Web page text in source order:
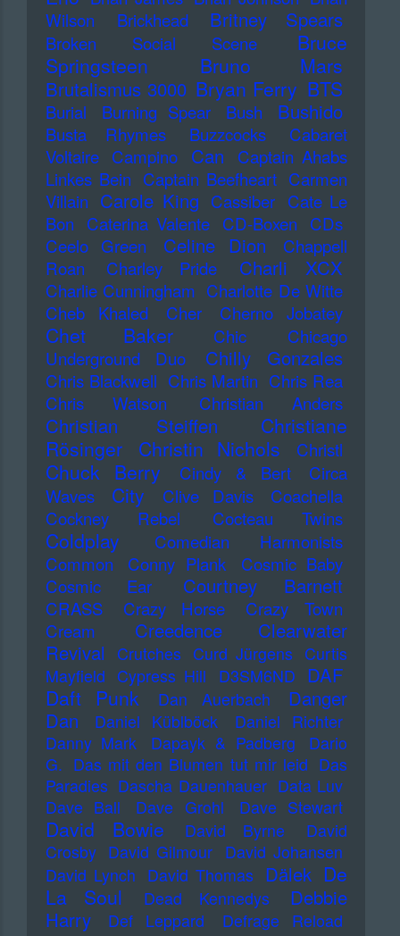
Wilson
Brickhead Britney Spears
Broken Social Scene
Bruce
Springsteen
Bruno Mars
Brutalismus 3000 Bryan Ferry BTS
Burial Burning Spear Bush Bushido
Busta Rhymes Buzzcocks
Cabaret
Voltaire Campino Can
Captain Ahabs
Linkes Bein Captain Beefheart Carmen
Villain Carole King Cassiber Cate Le
Bon
Caterina Valente CD-Boxen
CDs
Ceelo Green
Celine Dion
Chappell
Roan
Charley Pride Charli XCX
Charlie Cunningham Charlotte De Witte
Cheb Khaled
Cher Cherno Jobatey
Chet Baker Chic
Chicago
Underground Duo
Chilly Gonzales
Chris Blackwell Chris Martin Chris Rea
Chris Watson
Christian Anders
Christian Steiffen
Christiane
Rösinger
Christin Nichols Christl
Chuck Berry Cindy & Bert
Circa
Waves
City Clive Davis
Coachella
Cockney Rebel
Cocteau Twins
Coldplay
Comedian Harmonists
Common
Conny Plank
Cosmic Baby
Cosmic Ear
Courtney Barnett
CRASS Crazy Horse
Crazy Town
Cream
Creedence Clearwater
Revival
Crutches Curd Jürgens Curtis
Mayfield Cypress Hill D3SM6ND DAF
Daft Punk Dan Auerbach
Danger
Dan
Daniel Küblböck
Daniel Richter
Danny Mark
Dapayk & Padberg
Dario
G. Das mit den Blumen tut mir leid Das
Paradies Dascha Dauenhauer Data Luv
Dave Ball
Dave Grohl Dave Stewart
David Bowie David Byrne
David
Crosby David Gilmour David Johansen
David Lynch David Thomas Dälek De
La Soul
Dead Kennedys
Debbie
Harry
Def Leppard
Defrage Reload